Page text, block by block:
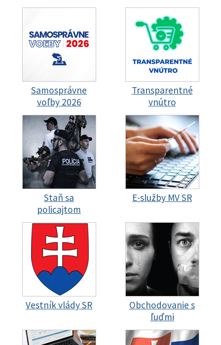
Samosprávne
voľby 2026
Transparentné
vnútro
Staň sa
policajtom
E-služby MV SR
Vestník vlády SR
Obchodovanie s
ľuďmi